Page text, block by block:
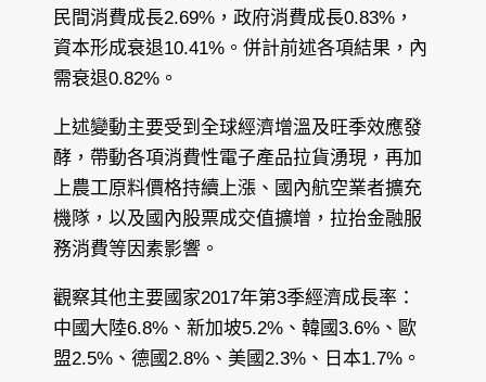
民間消費成長2.69%，政府消費成長0.83%，
資本形成衰退10.41%。併計前述各項結果，內
需衰退0.82%。
上述變動主要受到全球經濟增溫及旺季效應發
酵，帶動各項消費性電子產品拉貨湧現，再加
上農工原料價格持續上漲、國內航空業者擴充
機隊，以及國內股票成交值擴增，拉抬金融服
務消費等因素影響。
觀察其他主要國家2017年第3季經濟成長率：
中國大陸6.8%、新加坡5.2%、韓國3.6%、歐
盟2.5%、德國2.8%、美國2.3%、日本1.7%。